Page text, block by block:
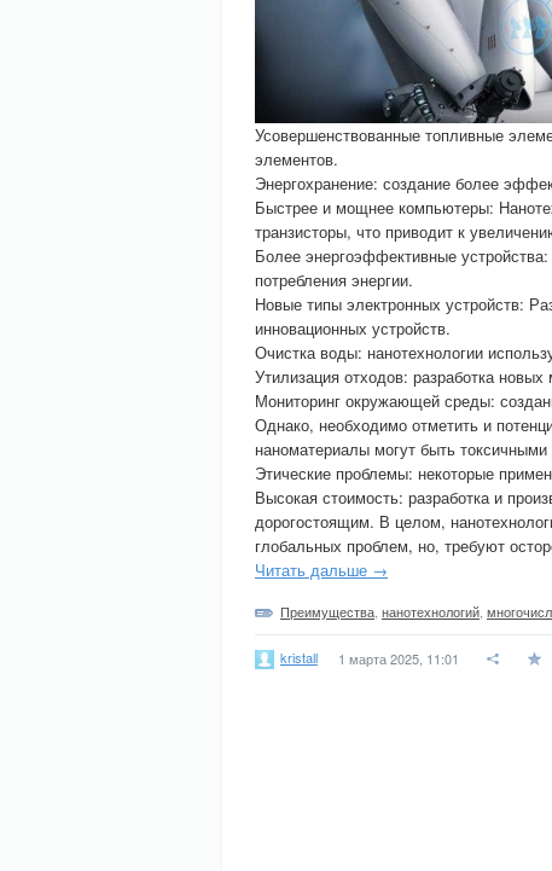
Усовершенствованные топливные
элементов.
Энергохранение: создание более
Быстрее и мощнее компьютеры:
транзисторы, что приводит к
Более энергоэффективные
потребления энергии.
Новые типы электронных устройств:
инновационных устройств.
Очистка воды: нанотехнологии
Утилизация отходов: разработка
Мониторинг окружающей среды:
Однако, необходимо отметить и
наноматериалы могут быть
Этические проблемы: некоторые
Высокая стоимость: разработка и
дорогостоящим. В целом,
глобальных проблем, но, требуют
Читать дальше →
Преимущества нанотехнологий
kristall 1 марта 2025, 11:01